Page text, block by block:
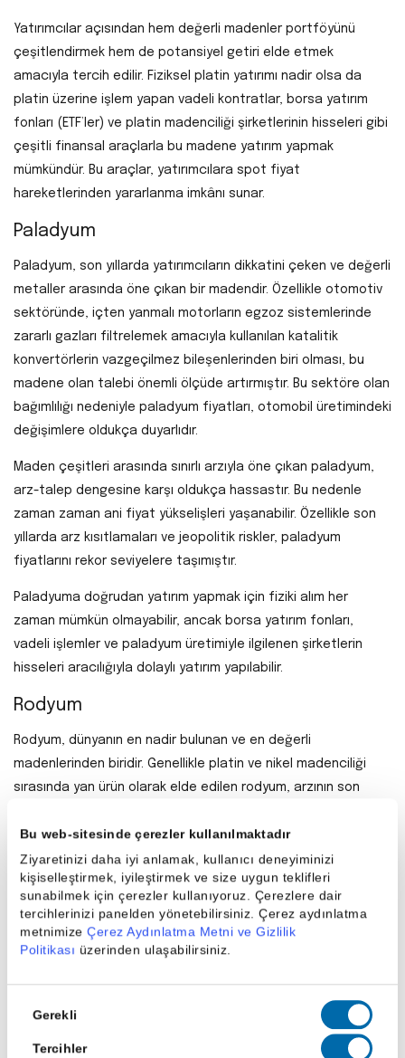
Bu web-sitesinde çerezler kullanılmaktadır
Ziyaretinizi daha iyi anlamak, kullanıcı deneyiminizi
kişiselleştirmek, iyileştirmek ve size uygun teklifleri
sunabilmek için çerezler kullanıyoruz. Çerezlere dair
tercihlerinizi panelden yönetebilirsiniz. Çerez aydınlatma
metnimize Çerez Aydınlatma Metni ve Gizlilik
Politikası üzerinden ulaşabilirsiniz.
Seçimi
Gerekli
Tercihler
Yatırımcılar açısından hem değerli madenler portföyünü
çeşitlendirmek hem de potansiyel getiri elde etmek
amacıyla tercih edilir. Fiziksel platin yatırımı nadir olsa da
platin üzerine işlem yapan vadeli kontratlar, borsa yatırım
fonları (ETF’ler) ve platin madenciliği şirketlerinin hisseleri gibi
çeşitli finansal araçlarla bu madene yatırım yapmak
mümkündür. Bu araçlar, yatırımcılara spot fiyat
hareketlerinden yararlanma imkânı sunar.
Paladyum
Paladyum, son yıllarda yatırımcıların dikkatini çeken ve değerli
metaller arasında öne çıkan bir madendir. Özellikle otomotiv
sektöründe, içten yanmalı motorların egzoz sistemlerinde
zararlı gazları filtrelemek amacıyla kullanılan katalitik
konvertörlerin vazgeçilmez bileşenlerinden biri olması, bu
madene olan talebi önemli ölçüde artırmıştır. Bu sektöre olan
bağımlılığı nedeniyle paladyum fiyatları, otomobil üretimindeki
değişimlere oldukça duyarlıdır.
Maden çeşitleri arasında sınırlı arzıyla öne çıkan paladyum,
arz-talep dengesine karşı oldukça hassastır. Bu nedenle
zaman zaman ani fiyat yükselişleri yaşanabilir. Özellikle son
yıllarda arz kısıtlamaları ve jeopolitik riskler, paladyum
fiyatlarını rekor seviyelere taşımıştır.
Paladyuma doğrudan yatırım yapmak için fiziki alım her
zaman mümkün olmayabilir, ancak borsa yatırım fonları,
vadeli işlemler ve paladyum üretimiyle ilgilenen şirketlerin
hisseleri aracılığıyla dolaylı yatırım yapılabilir.
Rodyum
Rodyum, dünyanın en nadir bulunan ve en değerli
madenlerinden biridir. Genellikle platin ve nikel madenciliği
sırasında yan ürün olarak elde edilen rodyum, arzının son
çeken bir metaldir. Değerinin büyük bir kısmı, düşük
bulunabilirliğine ve yüksek talebine dayanır.
Rodyumun başlıca kullanım alanı ise otomotiv endüstrisidir;
özellikle benzinli araçların egzoz sistemlerinde, çevreye
zararlı gazları filtrelemek için kullanılan katalitik
Rodyum, yüksek volatilitesiyle hem büyük kazanç hem de
büyük risk potansiyeli taşır. Altın ve gümüşe kıyasla çok daha
az bilinen bu metal, özellikle arz-talep dengesindeki küçük